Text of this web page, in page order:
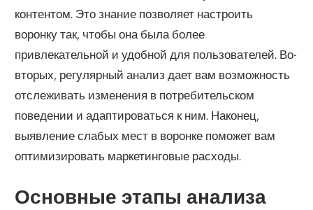
контентом. Это знание позволяет настроить
воронку так, чтобы она была более
привлекательной и удобной для пользователей. Во-
вторых, регулярный анализ дает вам возможность
отслеживать изменения в потребительском
поведении и адаптироваться к ним. Наконец,
выявление слабых мест в воронке поможет вам
оптимизировать маркетинговые расходы.
Основные этапы анализа